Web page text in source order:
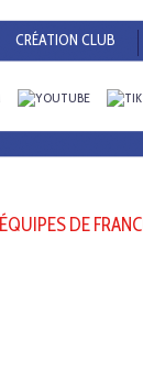
CRÉATION CLUB
ÉQUIPES DE